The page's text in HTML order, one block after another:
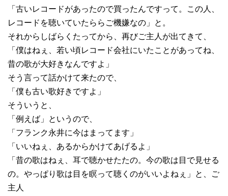
「古いレコードがあったので買ったんですって。この人、
レコードを聴いていたららご機嫌なの」と。
それからしばらくたってから、再びご主人が出てきて、
「僕はねぇ、若い頃レコード会社にいたことがあってね、
昔の歌が大好きなんですよ」
そう言って話かけて来たので、
「僕も古い歌好きですよ」
そういうと、
「例えば」というので、
「フランク永井に今はまってます」
「いいねぇ、あるからかけてあげるよ」
「昔の歌はねぇ、耳で聴かせたたの。今の歌は目で見せる
の。やっぱり歌は目を瞑って聴くのがいいよねぇ」と、ご
主人